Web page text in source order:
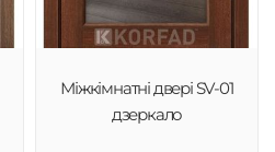
Міжкімнатні двері SV-01
дзеркало